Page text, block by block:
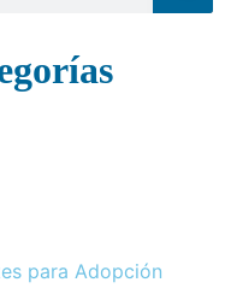
para Adopción